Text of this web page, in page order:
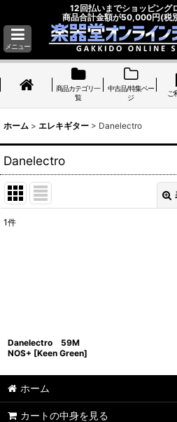
12回払いまでショッピング
商品合計金額が50,000円(税
メニュー
商品カテゴリ一
覧
中古品/特集ペー
ジ
ご
ホーム > エレキギター > Danelectro
Danelectro
1件
Danelectro 59M
NOS+ [Keen Green]
ホーム
カートの中身を見る